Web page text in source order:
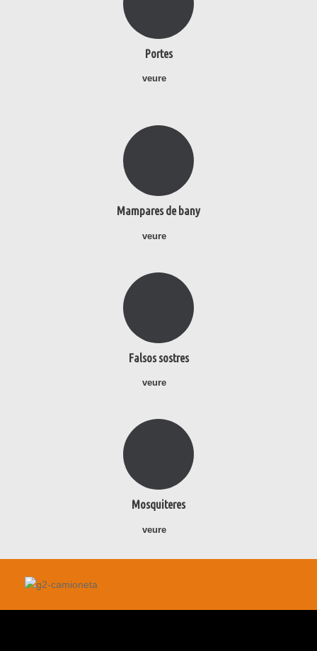
Portes
veure
Mampares de bany
veure
Falsos sostres
veure
Mosquiteres
veure